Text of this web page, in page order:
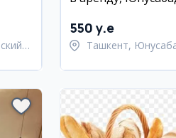
550 y.e
Ташкент,